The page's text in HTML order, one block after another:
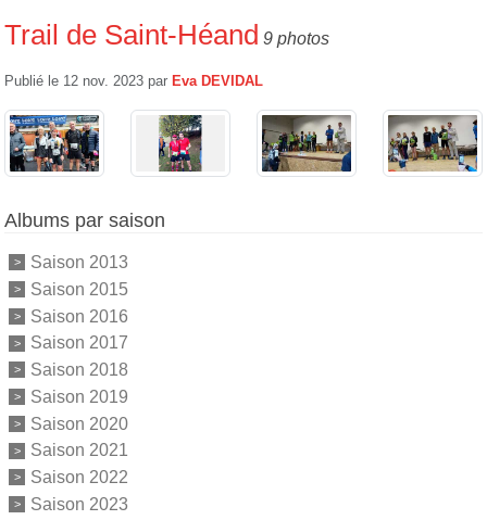
Trail de Saint-Héand 9 photos
Publié le 12 nov. 2023 par Eva DEVIDAL
Albums par saison
Saison 2013
Saison 2015
Saison 2016
Saison 2017
Saison 2018
Saison 2019
Saison 2020
Saison 2021
Saison 2022
Saison 2023